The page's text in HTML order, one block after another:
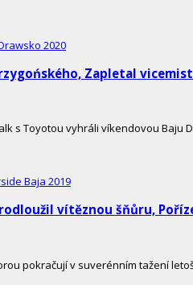
Zapletal
s Toyotou vyhráli víkendovou Baju
vítěznou šňůru,
pokračují v suverénním tažení